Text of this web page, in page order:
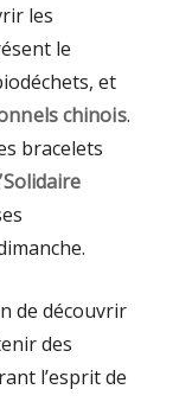
les
le
et
chinois.
bracelets
de découvrir
des
l’esprit de